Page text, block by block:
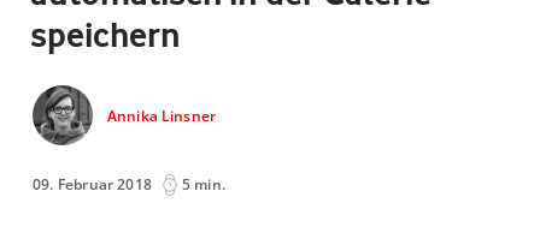
speichern
Annika Linsner
09. Februar 2018 5 min.